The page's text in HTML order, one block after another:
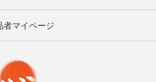
者マイページ